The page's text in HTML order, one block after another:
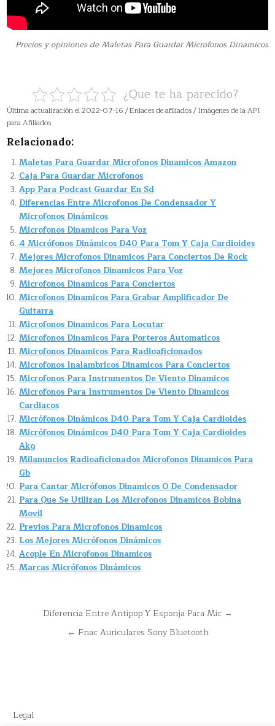
Precios y opiniones de Maletas Para Guardar Microfonos Dinamicos
¿Que te ha parecido?
Última actualización el 2022-07-16 / Enlaces de afiliados / Imágenes de la API
para Afiliados
Relacionado:
Maletas Para Guardar Microfonos Dinamicos Amazon
Caja Para Guardar Microfonos
App Para Podcast Guardar En Sd
Diferencias Entre Microfonos De Condensador Y
Microfonos Dinámicos
Microfonos Dinamicos Para Voz
4 Micrófonos Dinámicos D40 Para Tom Y Caja Cardioides
Mejores Microfonos Dinamicos Para Conciertos De Rock
Mejores Microfonos Dinamicos Para Voz
Microfonos Dinamicos Para Conciertos
Microfonos Dinamicos Para Grabar Amplificador De
Guitarra
Microfonos Dinamicos Para Locutar
Microfonos Dinamicos Para Porteros Automaticos
Microfonos Dinamicos Para Radioaficionados
Microfonos Inalambricos Dinamicos Para Conciertos
Microfonos Para Instrumentos De Viento Dinamicos
Microfonos Para Instrumentos De Viento Dinamicos
Cardiacos
Micrófonos Dinámicos D40 Para Tom Y Caja Cardioides
Micrófonos Dinámicos D40 Para Tom Y Caja Cardioides
Akg
Milanuncios Radioaficionados Microfonos Dinamicos Para
Gb
Para Cantar Micrófonos Dinamicos O De Condensador
Para Que Se Utilizan Los Microfonos Dinamicos Bobina
Movil
Previos Para Microfonos Dinamicos
Los Mejores Micrófonos Dinámicos
Acople En Microfonos Dinamicos
Marcas Micrófonos Dinámicos
Navegación
Diferencia Entre Antipop Y Esponja Para Mic →
← Fnac Auriculares Sony Bluetooth
Legal